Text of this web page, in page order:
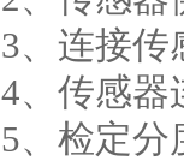
3、连接传
4、传感器
5、检定分